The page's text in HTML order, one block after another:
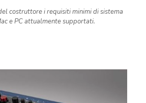
costruttore i requisiti minimi di sistema
e PC attualmente supportati.